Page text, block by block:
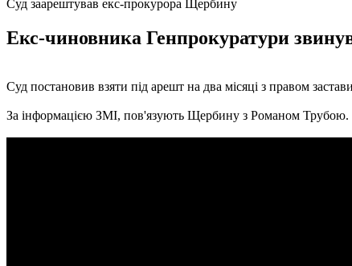
Суд заарештував екс-прокурора Щербину
Екс-чиновника Генпрокуратури
Суд постановив взяти під арешт на два місяці з правом
За інформацією ЗМІ, пов'язують Щербину з Романом Трубою.